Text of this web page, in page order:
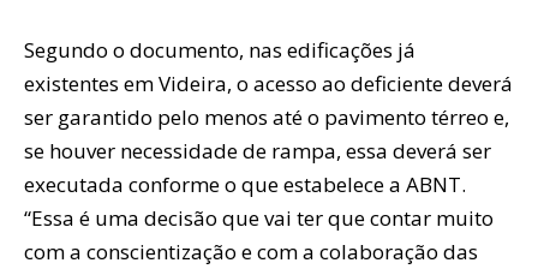
Segundo o documento, nas edificações já
existentes em Videira, o acesso ao deficiente deverá
ser garantido pelo menos até o pavimento térreo e,
se houver necessidade de rampa, essa deverá ser
executada conforme o que estabelece a ABNT.
“Essa é uma decisão que vai ter que contar muito
com a conscientização e com a colaboração das